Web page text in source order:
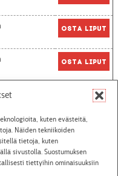
kuten evästeitä,
Näiden tekniikoiden
tietoja, kuten
sivustolla. Suostumuksen
tiettyihin ominaisuuksiin
Osta liput
Osta liput
Osta liput
39
Osta liput
Osta liput